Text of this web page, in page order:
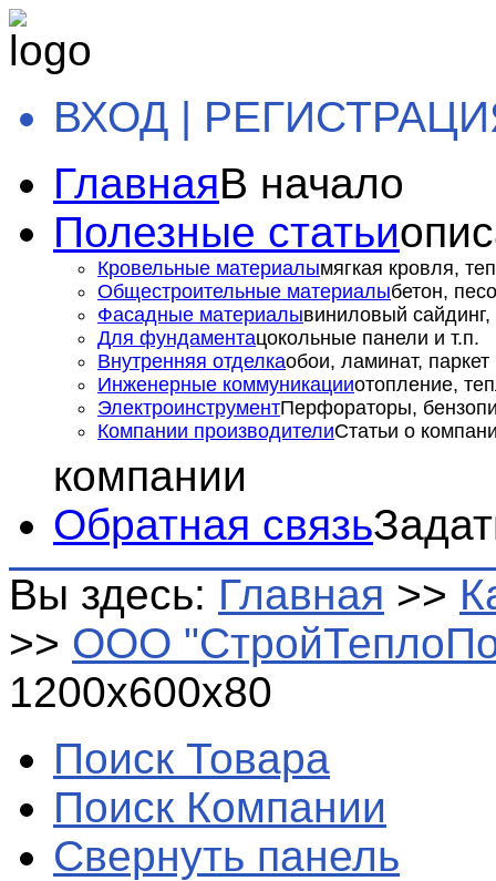
ВХОД |
ГлавнаяВ начало
Полезные статьи
Кровельные материалымягкая кровля,
Общестроительные материалыбетон,
Фасадные материалывиниловый сайдинг,
Для фундаментацокольные панели и т.п.
Внутренняя отделкаобои, ламинат, паркет
Инженерные коммуникацииотопление,
ЭлектроинструментПерфораторы,
Компании производителиСтатьи о
компании
Обратная связь
Вы здесь: Главная >>
>> ООО
1200х600х80
Поиск Товара
Поиск Компании
Свернуть панель